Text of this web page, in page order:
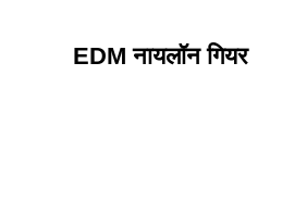
EDM नायलॉन गियर